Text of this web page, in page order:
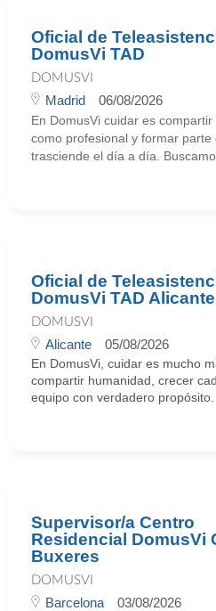
Oficial de
DomusVi TAD
DOMUSVI
Madrid 06/08/2026
En DomusVi cuidar es
como profesional y formar parte
trasciende el día a día.
Oficial de
DomusVi TAD Alicante
DOMUSVI
Alicante 05/08/2026
En DomusVi, cuidar es mucho
compartir humanidad, crecer
equipo con verdadero propósito.
Supervisor/a Centro
Residencial DomusVi
Buxeres
DOMUSVI
Barcelona 03/08/2026